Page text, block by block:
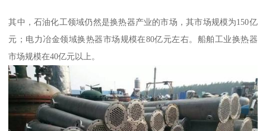
其中，石油化工领域仍然是换热器产业的市场，其市场规模为150亿
元；电力冶金领域换热器市场规模在80亿元左右。船舶工业换热器
市场规模在40亿元以上。